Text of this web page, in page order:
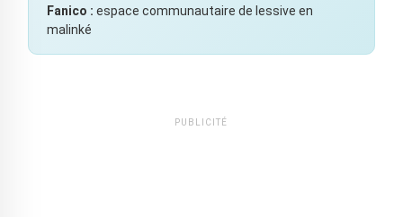
Fanico : espace communautaire de lessive en
malinké
PUBLICITÉ